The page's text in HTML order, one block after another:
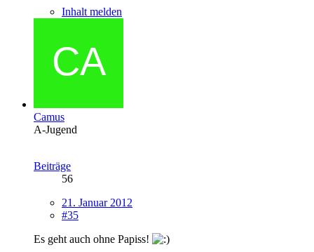
Inhalt melden
Camus
A-Jugend
Beiträge
56
21. Januar 2012
#35
Es geht auch ohne Papiss!